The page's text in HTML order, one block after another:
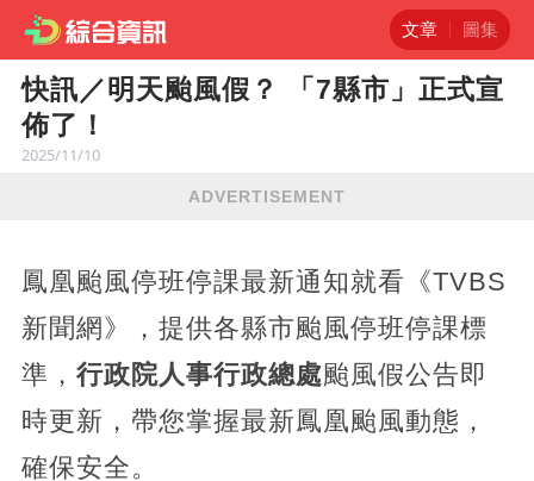
文章 圖集
快訊／明天颱風假？ 「7縣市」正式宣
佈了！
2025/11/10
ADVERTISEMENT
鳳凰颱風停班停課最新通知就看《TVBS
新聞網》，提供各縣市颱風停班停課標
準， 行政院人事行政總處颱風假公告即
時更新，帶您掌握最新鳳凰颱風動態，
確保安全。